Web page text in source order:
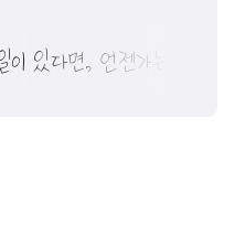
이 있다면, 언젠가는 좋은